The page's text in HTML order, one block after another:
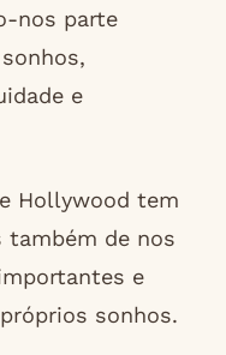
nos parte
e
Hollywood tem
também de nos
e
sonhos.